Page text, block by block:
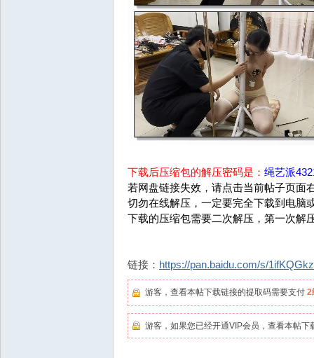
下载后压缩包的解压密码是： 绳艺派
若网盘链接失效，请点击当前帖子页面
切勿在线解压，一定要完全下载到电脑
下载的压缩包需要二次解压，第一次解
链接： https://pan.baidu.com/s/
游客，查看本帖下载链接的提取码需要支付 2
游客，如果您已经开通VIP会员，查看本帖下